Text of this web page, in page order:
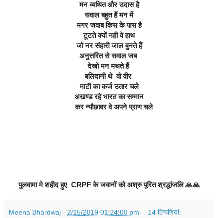
मन व्यथित और उदास है
सवाल बहुत हैं मन में
मगर जवाब किस के पास है
टूटते क्यों नही वे हाथ
जो नर संहारी जाल बुनते हैं
अनुत्तरित से सवाल जब
देखो मन मथते हैं
बलिदानी थे  वो वीर
माटी का कर्ज उतार चले
अखण्ड रहे भारत का सम्मान
     कर न्यौछावर वे अपने प्राण चले
पुलवामा मे शहीद हुए  CRPF के जवानों को अश्रु पूरित श्रद्धांजलि 🙏🙏
Meena Bhardwaj - 2/15/2019 01:24:00 pm 14 टिप्‍पणियां: